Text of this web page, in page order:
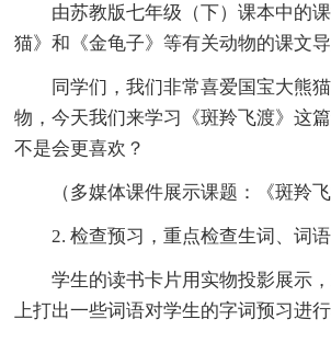
由苏教版七年级（下）课本中的课
猫》和《金龟子》等有关动物的课文导
同学们，我们非常喜爱国宝大熊猫
物，今天我们来学习《斑羚飞渡》这
不是会更喜欢？
（多媒体课件展示课题：《斑羚飞
2. 检查预习，重点检查生词、词语
学生的读书卡片用实物投影展示，
上打出一些词语对学生的字词预习进行